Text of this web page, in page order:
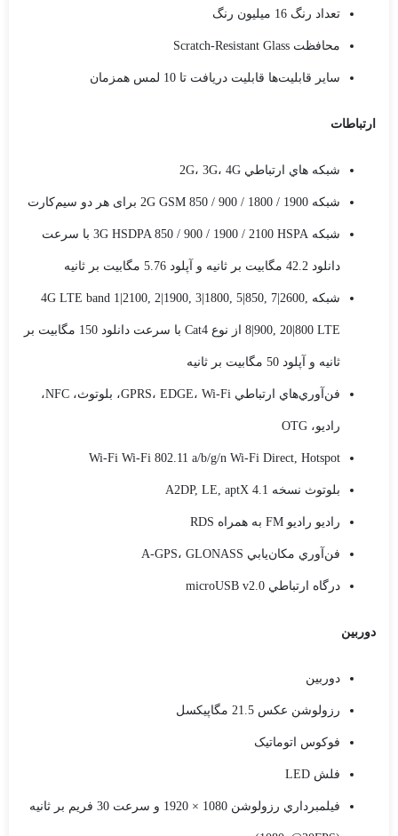
تعداد رنگ 16 ميليون رنگ
محافظت Scratch-Resistant Glass
ساير قابليت‌ها قابلیت دریافت تا 10 لمس همزمان
ارتباطات
شبکه هاي ارتباطي 2G، 3G، 4G
شبکه 2G GSM 850 / 900 / 1800 / 1900 برای هر دو سیم‌کارت
شبکه 3G HSDPA 850 / 900 / 1900 / 2100 HSPA با سرعت
دانلود 42.2 مگابیت بر ثانیه و آپلود 5.76 مگابیت بر ثانیه
شبکه 4G LTE band 1|2100, 2|1900, 3|1800, 5|850, 7|2600,
8|900, 20|800 LTE از نوع Cat4 با سرعت دانلود 150 مگابیت بر
ثانیه و آپلود 50 مگابیت بر ثانیه
فن‌آوري‌هاي ارتباطي GPRS، EDGE، Wi-Fi، بلوتوث، NFC،
راديو، OTG
Wi-Fi Wi-Fi 802.11 a/b/g/n Wi-Fi Direct, Hotspot
بلوتوث نسخه 4.1 A2DP, LE, aptX
راديو رادیو FM به همراه RDS
فن‌آوري مکان‌يابي A-GPS، GLONASS
درگاه ارتباطي microUSB v2.0
دوربين
دوربين
رزولوشن عکس 21.5 مگاپيکسل
فوکوس اتوماتيک
فلش LED
فيلمبرداري رزولوشن 1080 × 1920 و سرعت 30 فریم بر ثانیه